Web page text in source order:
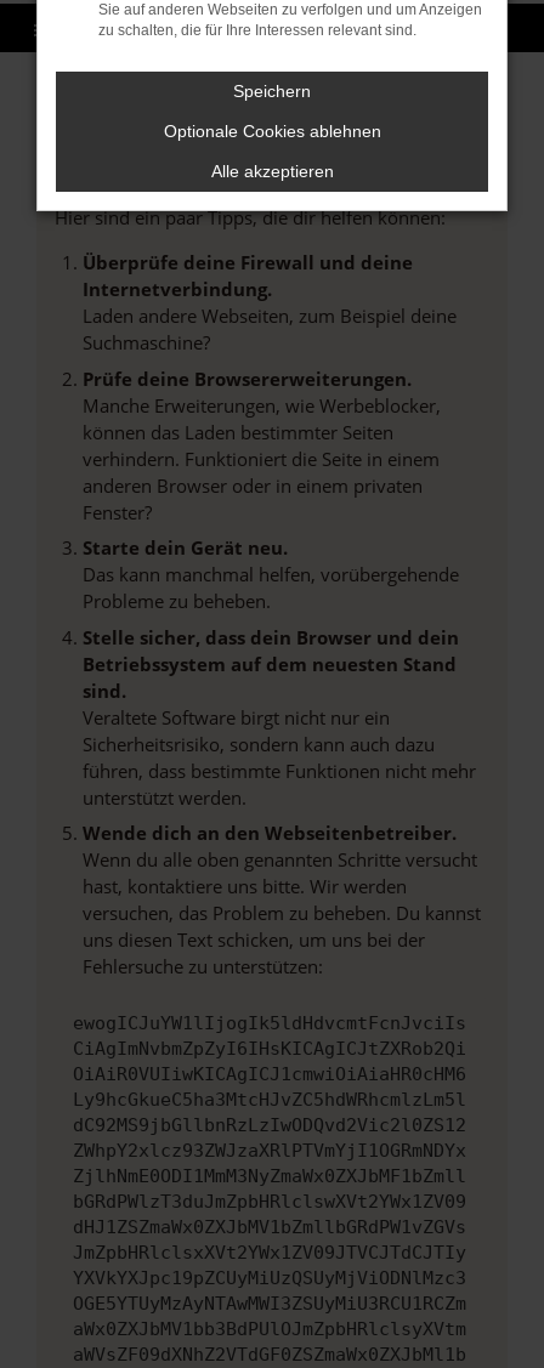
Fehler: Network Error
Beim Laden ist ein Fehler aufgetreten.
Hier sind ein paar Tipps, die dir helfen können:
Überprüfe deine Firewall und deine
Internetverbindung.
Laden andere Webseiten, zum Beispiel deine
Suchmaschine?
Prüfe deine Browsererweiterungen.
Manche Erweiterungen, wie Werbeblocker,
können das Laden bestimmter Seiten
verhindern. Funktioniert die Seite in einem
anderen Browser oder in einem privaten
Fenster?
Starte dein Gerät neu.
Das kann manchmal helfen, vorübergehende
Probleme zu beheben.
Stelle sicher, dass dein Browser und dein
Betriebssystem auf dem neuesten Stand
sind.
Veraltete Software birgt nicht nur ein
Sicherheitsrisiko, sondern kann auch dazu
führen, dass bestimmte Funktionen nicht mehr
unterstützt werden.
Wende dich an den Webseitenbetreiber.
Wenn du alle oben genannten Schritte versucht
hast, kontaktiere uns bitte. Wir werden
versuchen, das Problem zu beheben. Du kannst
uns diesen Text schicken, um uns bei der
Fehlersuche zu unterstützen:
ewogICJuYW1lIjogIk5ldHdvcmtFcnJvciIs
CiAgImNvbmZpZyI6IHsKICAgICJtZXRob2Qi
OiAiR0VUIiwKICAgICJ1cmwiOiAiaHR0cHM6
Ly9hcGkueC5ha3MtcHJvZC5hdWRhcmlzLm5l
dC92MS9jbGllbnRzLzIwODQvd2Vic2l0ZS12
ZWhpY2xlcz93ZWJzaXRlPTVmYjI1OGRmNDYx
ZjlhNmE0ODI1MmM3NyZmaWx0ZXJbMF1bZmll
bGRdPWlzT3duJmZpbHRlclswXVt2YWx1ZV09
dHJ1ZSZmaWx0ZXJbMV1bZmllbGRdPW1vZGVs
JmZpbHRlclsxXVt2YWx1ZV09JTVCJTdCJTIy
YXVkYXJpc19pZCUyMiUzQSUyMjViODNlMzc3
OGE5YTUyMzAyNTAwMWI3ZSUyMiU3RCU1RCZm
aWx0ZXJbMV1bb3BdPUlOJmZpbHRlclsyXVtm
aWVsZF09dXNhZ2VTdGF0ZSZmaWx0ZXJbMl1b
Sie auf anderen Webseiten zu verfolgen und um Anzeigen
zu schalten, die für Ihre Interessen relevant sind.
Speichern
Optionale Cookies ablehnen
Alle akzeptieren